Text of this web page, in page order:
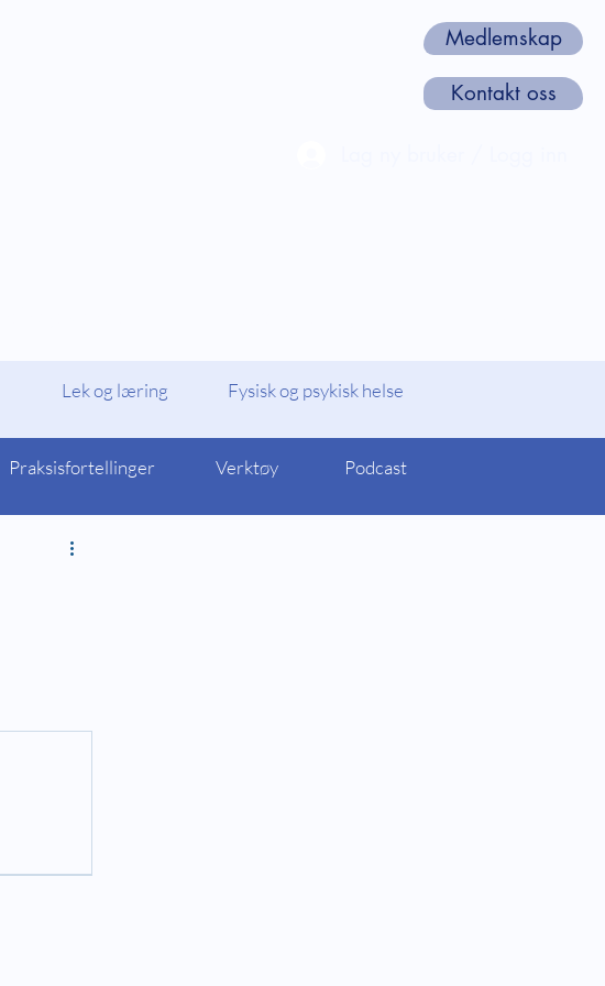
Kontakt oss
Medlemskap
Lek og læring Fysisk og psykisk helse
Praksisfortellinger Verktøy Podcast